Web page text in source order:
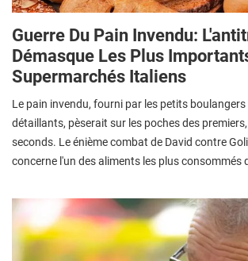
Guerre Du Pain Invendu:
Démasque Les Plus
Supermarchés Italiens
Le pain invendu, fourni par les petits
détaillants, pèserait sur les poches des
seconds. Le énième combat de David contre
concerne l'un des aliments les plus consommés